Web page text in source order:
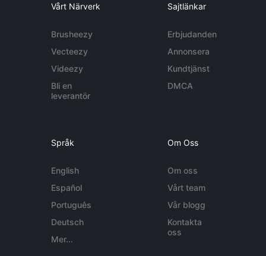
Vårt Närverk
Brusheezy
Vecteezy
Videezy
Bli en
leverantör
Sajtlänkar
Erbjudanden
Annonsera
Kundtjänst
DMCA
Språk
English
Español
Português
Deutsch
Mer...
Om Oss
Om oss
Vårt team
Vår blogg
Kontakta
oss